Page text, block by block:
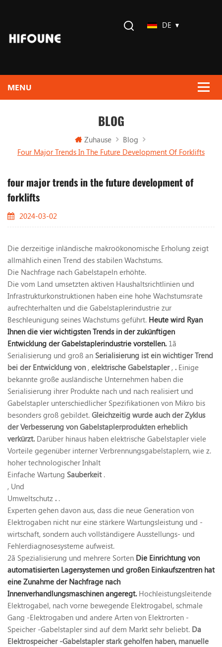
DE
BLOG
Zuhause
Blog
Four Major Trends In The Future Development Of Forklifts
four major trends in the future development of
forklifts
2024-03-02
Die derzeitige inländische makroökonomische Erholung zeigt
allmählich einen Trend des stabilen Wachstums.
Die Nachfrage nach Gabelstapeln erhöhte.
Die vom Land umsetzten aktiven Haushaltsrichtlinien und
Infrastrukturkonstruktionen haben eine hohe Wachstumsrate
aufrechterhalten und die Gabelstaplerindustrie zur
Beschleunigung seines Wachstums geführt. Heute wird Ryan
Ihnen die vier wichtigsten Trends in der zukünftigen
Entwicklung der Gabelstaplerindustrie vorstellen. 1ã
Serialisierung und groß an Serialisierung ist ein wichtiger Trend
bei der Entwicklung von , elektrische Gabelstapler , . Einige
bekannte große ausländische Unternehmen haben die
Serialisierung ihrer Produkte nach und nach realisiert und
Gabelstapler unterschiedlicher Spezifikationen von Mikro bis
besonders groß gebildet. Gleichzeitig wurde auch der Zyklus
der Verbesserung von Gabelstaplerprodukten erheblich
verkürzt. Darüber hinaus haben elektrische Gabelstapler viele
Vorteile gegenüber interner Verbrennungsgabelstaplern, wie z.
hoher technologischer Inhalt
Einfache Wartung Sauberkeit .
, Und
Umweltschutz . .
Experten gehen davon aus, dass die neue Generation von
Elektrogaben nicht nur eine stärkere Wartungsleistung und -
wirtschaft, sondern auch vollständigere Ausstellungs- und
Fehlerdiagnosesysteme aufweist.
2ã Spezialisierung und mehrere Sorten Die Einrichtung von
automatisierten Lagersystemen und großen Einkaufszentren hat
eine Zunahme der Nachfrage nach
Innenverhandlungsmaschinen angeregt. Hochleistungsleitende
Elektrogabel, nach vorne bewegende Elektrogabel, schmale
Gang -Elektrogaben und andere Arten von Elektrorten -
Speicher -Gabelstapler sind auf dem Markt sehr beliebt. Da
Elektrospeicher -Gabelstapler stark geholfen haben, manuelle